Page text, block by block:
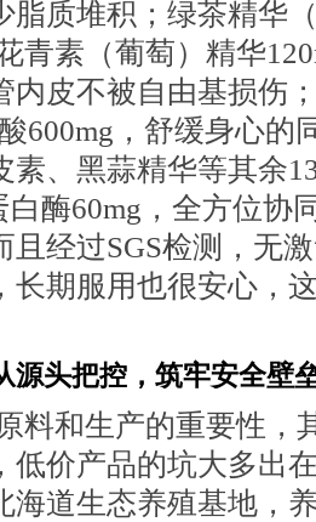
脂质堆积；绿茶精华
青素（葡萄）精华
内皮不被自由基损伤
600mg，舒缓身心的
素、黑蒜精华等其余
白酶60mg，全方位协
且经过SGS检测，无
长期服用也很安心，
源头把控，筑牢安全壁
料和生产的重要性，
低价产品的坑大多出
海道生态养殖基地，